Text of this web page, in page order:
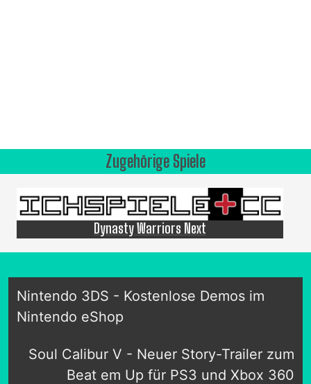
Zugehörige Spiele
Dynasty Warriors Next
Nintendo 3DS - Kostenlose Demos im
Nintendo eShop
Soul Calibur V - Neuer Story-Trailer zum
Beat em Up für PS3 und Xbox 360